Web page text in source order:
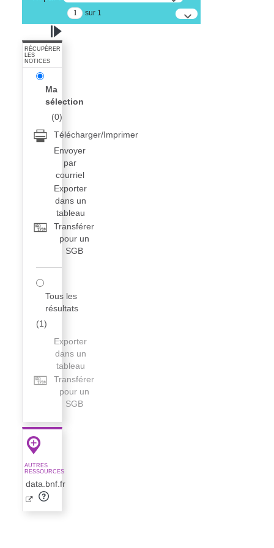
sur 1
RÉCUPÉRER
LES
NOTICES
Ma
sélection
(0)
Télécharger/Imprimer
Envoyer
par
courriel
Exporter
dans un
tableau
Transférer
pour un
SGB
Tous les
résultats
(1)
Exporter
dans un
tableau
Transférer
pour un
SGB
AUTRES
RESSOURCES
data.bnf.fr